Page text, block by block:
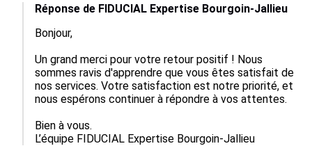
Réponse de FIDUCIAL Expertise Bourgoin-Jallieu
Bonjour,
Un grand merci pour votre retour positif ! Nous
sommes ravis d'apprendre que vous êtes satisfait de
nos services. Votre satisfaction est notre priorité, et
nous espérons continuer à répondre à vos attentes.
Bien à vous.
L’équipe FIDUCIAL Expertise Bourgoin-Jallieu